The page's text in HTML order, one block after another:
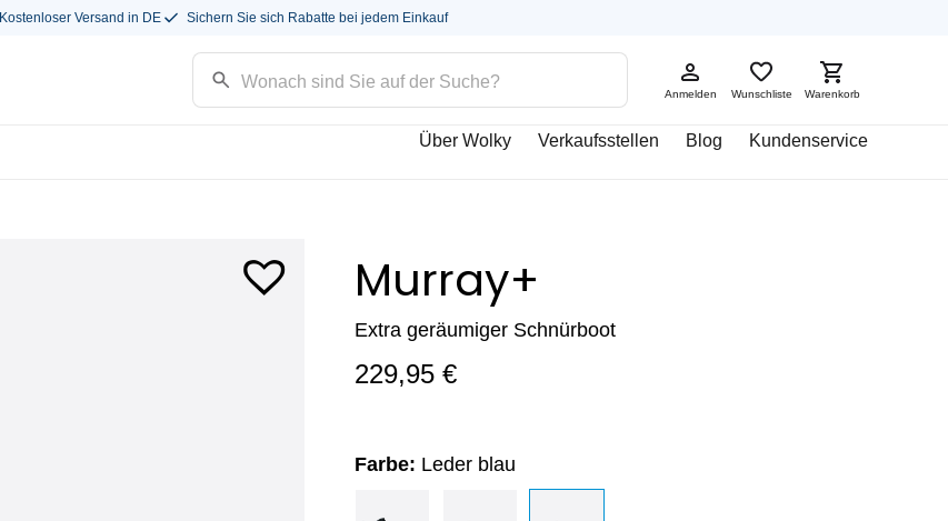
Kostenloser Versand in DE Sichern Sie sich Rabatte bei jedem Einkauf
Anmelden Wunschliste Warenkorb
Über Wolky Verkaufsstellen Blog Kundenservice
Murray+
Extra geräumiger Schnürboot
229,95 €
Farbe: Leder blau